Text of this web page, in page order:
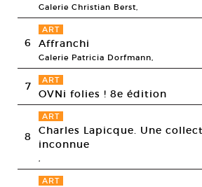
Galerie Christian Berst,
6
ART
Affranchi
Galerie Patricia Dorfmann,
7 ART
OVNi folies ! 8e édition
8
ART
Charles Lapicque. Une
inconnue
ART